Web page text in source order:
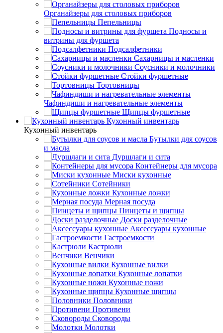
Органайзеры для столовых приборов
Пепельницы
Подносы и
витрины для фуршета
Подсалфетники
Сахарницы и масленки
Соусники и молочники
Стойки фуршетные
Тортовницы
Чафиндиши и нагревательные элементы
Щипцы фуршетные
Кухонный инвентарь
Кухонный инвентарь
Бутылки для соусов
и масла
Дуршлаги и сита
Контейнеры для мусора
Миски кухонные
Сотейники
Кухонные ложки
Мерная посуда
Пинцеты и щипцы
Доски разделочные
Аксессуары кухонные
Гастроемкости
Кастрюли
Венчики
Кухонные вилки
Кухонные лопатки
Кухонные ножи
Кухонные щипцы
Половники
Противени
Сковороды
Молотки